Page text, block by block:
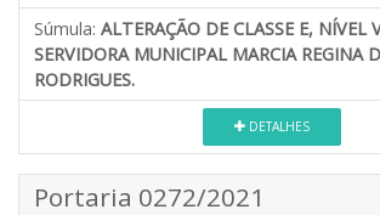
Súmula: ALTERAÇÃO DE CLASSE E, NÍVEL
SERVIDORA MUNICIPAL MARCIA REGINA
RODRIGUES.
DETALHES
Portaria 0272/2021